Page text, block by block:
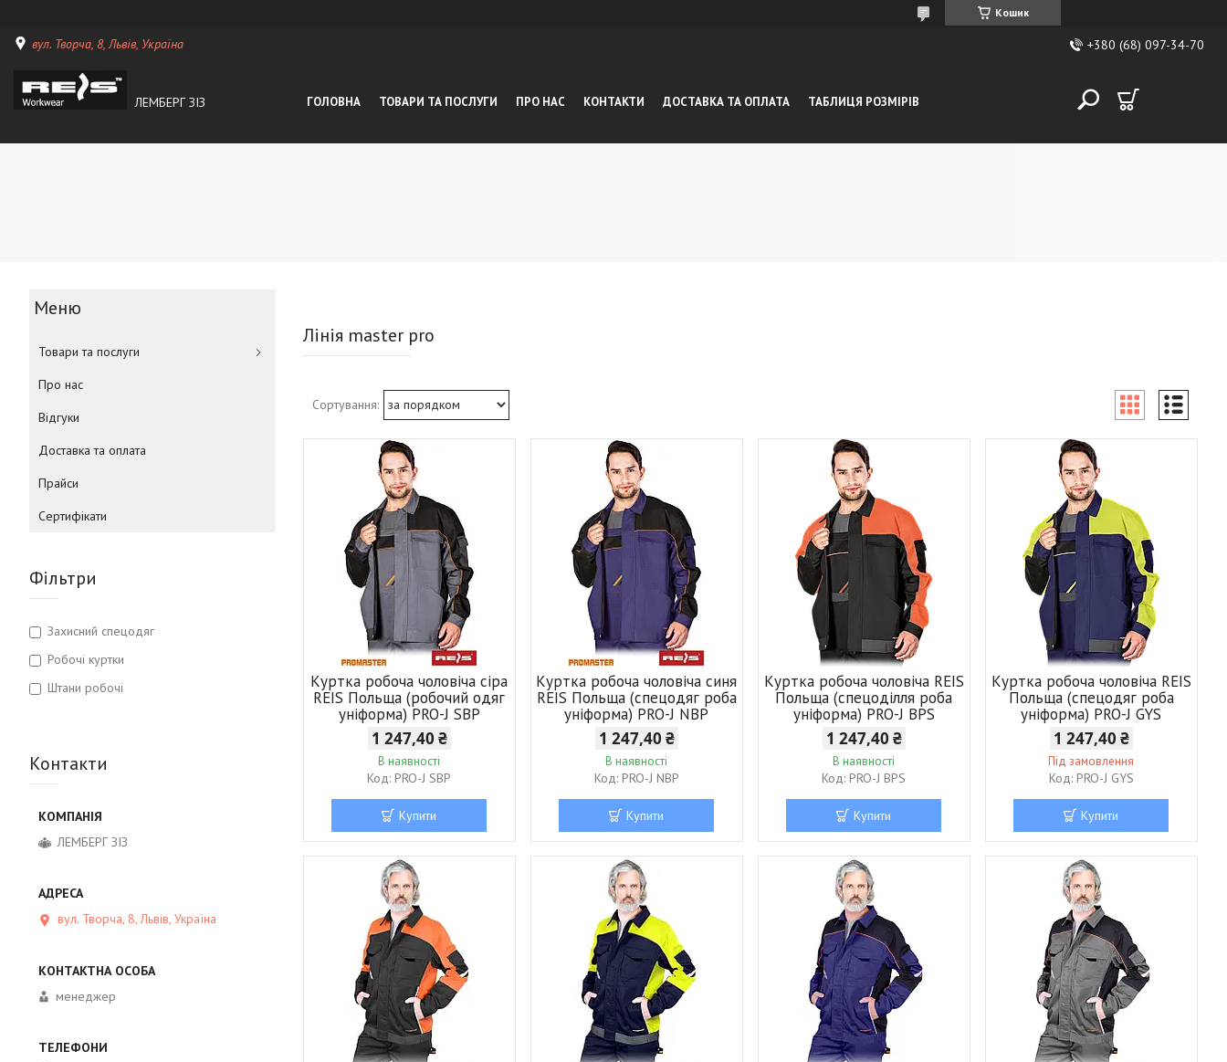
Кошик
вул. Творча, 8, Львів, Україна +380 (68) 097-34-70
ЛЕМБЕРГ ЗІЗ ГОЛОВНА ТОВАРИ ТА ПОСЛУГИ ПРО НАС КОНТАКТИ ДОСТАВКА ТА ОПЛАТА ТАБЛИЦЯ РОЗМІРІВ
Лінія master pro
Куртка робоча чоловіча сіра
REIS Польща (робочий одяг
уніформа) PRO-J SBP
1 247,40 ₴
В наявності
PRO-J SBP
Купити
Куртка робоча чоловіча синя
REIS Польща (спецодяг роба
уніформа) PRO-J NBP
1 247,40 ₴
В наявності
PRO-J NBP
Купити
Куртка робоча чоловіча REIS
Польща (спецоділля роба
уніформа) PRO-J BPS
1 247,40 ₴
В наявності
PRO-J BPS
Купити
Куртка робоча чоловіча REIS
Польща (спецодяг роба
уніформа) PRO-J GYS
1 247,40 ₴
Під замовлення
PRO-J GYS
Купити
Товари та послуги
Про нас
Відгуки
Доставка та оплата
Прайси
Сертифікати
Фільтри
Захисний спецодяг
Робочі куртки
Штани робочі
Контакти
ЛЕМБЕРГ ЗІЗ
вул. Творча, 8, Львів, Україна
менеджер